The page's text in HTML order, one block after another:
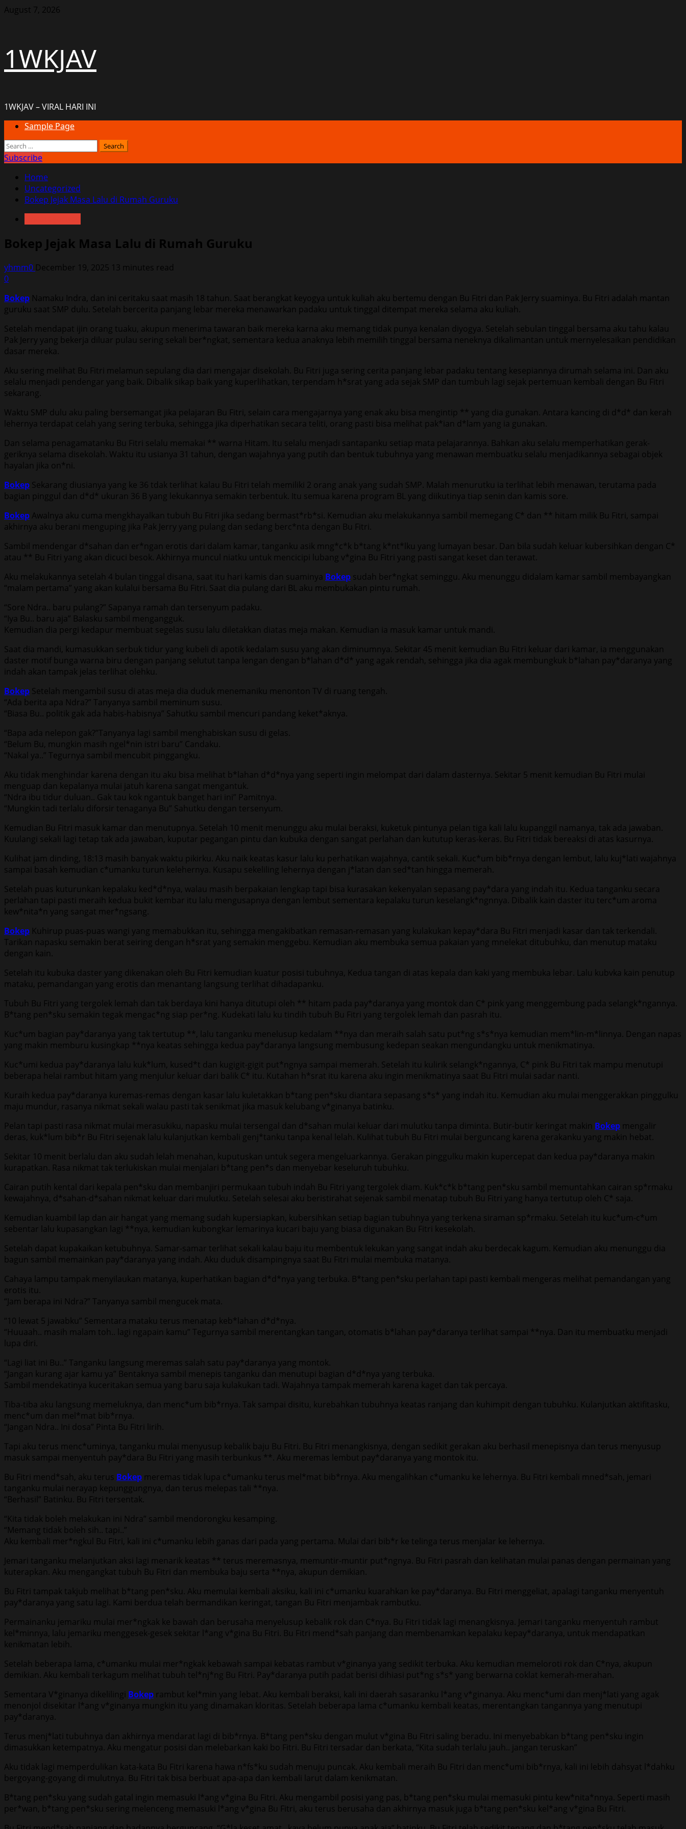
Skip
August 7, 2026
1WKJAV
1WKJAV – VIRAL HARI INI
PrimarySample Page
Search
for:
Subscribe
Home
Uncategorized
Bokep Jejak Masa Lalu di Rumah Guruku
Bokep Jejak Masa Lalu di Rumah Guruku
yhmm0 December 19, 2025 13 minutes read
0
Bokep Namaku Indra, dan ini ceritaku saat masih 18 tahun. Saat berangkat keyogya untuk kuliah aku bertemu dengan Bu Fitri dan Pak Jerry suaminya. Bu Fitri adalah mantan
guruku saat SMP dulu. Setelah bercerita panjang lebar mereka menawarkan padaku untuk tinggal ditempat mereka selama aku kuliah.
Setelah mendapat ijin orang tuaku, akupun menerima tawaran baik mereka karna aku memang tidak punya kenalan diyogya. Setelah sebulan tinggal bersama aku tahu kalau
Pak Jerry yang bekerja diluar pulau sering sekali ber*ngkat, sementara kedua anaknya lebih memilih tinggal bersama neneknya dikalimantan untuk mernyelesaikan pendidikan
dasar mereka.
Aku sering melihat Bu Fitri melamun sepulang dia dari mengajar disekolah. Bu Fitri juga sering cerita panjang lebar padaku tentang kesepiannya dirumah selama ini. Dan aku
selalu menjadi pendengar yang baik. Dibalik sikap baik yang kuperlihatkan, terpendam h*srat yang ada sejak SMP dan tumbuh lagi sejak pertemuan kembali dengan Bu Fitri
sekarang.
Waktu SMP dulu aku paling bersemangat jika pelajaran Bu Fitri, selain cara mengajarnya yang enak aku bisa mengintip ** yang dia gunakan. Antara kancing di d*d* dan kerah
lehernya terdapat celah yang sering terbuka, sehingga jika diperhatikan secara teliti, orang pasti bisa melihat pak*ian d*lam yang ia gunakan.
Dan selama penagamatanku Bu Fitri selalu memakai ** warna Hitam. Itu selalu menjadi santapanku setiap mata pelajarannya. Bahkan aku selalu memperhatikan gerak-
geriknya selama disekolah. Waktu itu usianya 31 tahun, dengan wajahnya yang putih dan bentuk tubuhnya yang menawan membuatku selalu menjadikannya sebagai objek
hayalan jika on*ni.
Bokep Sekarang diusianya yang ke 36 tdak terlihat kalau Bu Fitri telah memiliki 2 orang anak yang sudah SMP. Malah menurutku ia terlihat lebih menawan, terutama pada
bagian pinggul dan d*d* ukuran 36 B yang lekukannya semakin terbentuk. Itu semua karena program BL yang diikutinya tiap senin dan kamis sore.
Bokep Awalnya aku cuma mengkhayalkan tubuh Bu Fitri jika sedang bermast*rb*si. Kemudian aku melakukannya sambil memegang C* dan ** hitam milik Bu Fitri, sampai
akhirnya aku berani menguping jika Pak Jerry yang pulang dan sedang berc*nta dengan Bu Fitri.
Sambil mendengar d*sahan dan er*ngan erotis dari dalam kamar, tanganku asik mng*c*k b*tang k*nt*lku yang lumayan besar. Dan bila sudah keluar kubersihkan dengan C*
atau ** Bu Fitri yang akan dicuci besok. Akhirnya muncul niatku untuk mencicipi lubang v*gina Bu Fitri yang pasti sangat keset dan terawat.
Aku melakukannya setelah 4 bulan tinggal disana, saat itu hari kamis dan suaminya Bokep sudah ber*ngkat seminggu. Aku menunggu didalam kamar sambil membayangkan
“malam pertama” yang akan kulalui bersama Bu Fitri. Saat dia pulang dari BL aku membukakan pintu rumah.
“Sore Ndra.. baru pulang?” Sapanya ramah dan tersenyum padaku.
“Iya Bu.. baru aja” Balasku sambil mengangguk.
Kemudian dia pergi kedapur membuat segelas susu lalu diletakkan diatas meja makan. Kemudian ia masuk kamar untuk mandi.
Saat dia mandi, kumasukkan serbuk tidur yang kubeli di apotik kedalam susu yang akan diminumnya. Sekitar 45 menit kemudian Bu Fitri keluar dari kamar, ia menggunakan
daster motif bunga warna biru dengan panjang selutut tanpa lengan dengan b*lahan d*d* yang agak rendah, sehingga jika dia agak membungkuk b*lahan pay*daranya yang
indah akan tampak jelas terlihat olehku.
Bokep Setelah mengambil susu di atas meja dia duduk menemaniku menonton TV di ruang tengah.
“Ada berita apa Ndra?” Tanyanya sambil meminum susu.
“Biasa Bu.. politik gak ada habis-habisnya” Sahutku sambil mencuri pandang keket*aknya.
“Bapa ada nelepon gak?”Tanyanya lagi sambil menghabiskan susu di gelas.
“Belum Bu, mungkin masih ngel*nin istri baru” Candaku.
“Nakal ya..” Tegurnya sambil mencubit pinggangku.
Aku tidak menghindar karena dengan itu aku bisa melihat b*lahan d*d*nya yang seperti ingin melompat dari dalam dasternya. Sekitar 5 menit kemudian Bu Fitri mulai
menguap dan kepalanya mulai jatuh karena sangat mengantuk.
“Ndra ibu tidur duluan.. Gak tau kok ngantuk banget hari ini” Pamitnya.
“Mungkin tadi terlalu diforsir tenaganya Bu” Sahutku dengan tersenyum.
Kemudian Bu Fitri masuk kamar dan menutupnya. Setelah 10 menit menunggu aku mulai beraksi, kuketuk pintunya pelan tiga kali lalu kupanggil namanya, tak ada jawaban.
Kuulangi sekali lagi tetap tak ada jawaban, kuputar pegangan pintu dan kubuka dengan sangat perlahan dan kututup keras-keras. Bu Fitri tidak bereaksi di atas kasurnya.
Kulihat jam dinding, 18:13 masih banyak waktu pikirku. Aku naik keatas kasur lalu ku perhatikan wajahnya, cantik sekali. Kuc*um bib*rnya dengan lembut, lalu kuj*lati wajahnya
sampai basah kemudian c*umanku turun kelehernya. Kusapu sekeliling lehernya dengan j*latan dan sed*tan hingga memerah.
Setelah puas kuturunkan kepalaku ked*d*nya, walau masih berpakaian lengkap tapi bisa kurasakan kekenyalan sepasang pay*dara yang indah itu. Kedua tanganku secara
perlahan tapi pasti meraih kedua bukit kembar itu lalu mengusapnya dengan lembut sementara kepalaku turun keselangk*ngnnya. Dibalik kain daster itu terc*um aroma
kew*nita*n yang sangat mer*ngsang.
Bokep Kuhirup puas-puas wangi yang memabukkan itu, sehingga mengakibatkan remasan-remasan yang kulakukan kepay*dara Bu Fitri menjadi kasar dan tak terkendali.
Tarikan napasku semakin berat seiring dengan h*srat yang semakin menggebu. Kemudian aku membuka semua pakaian yang mnelekat ditubuhku, dan menutup mataku
dengan kain.
Setelah itu kubuka daster yang dikenakan oleh Bu Fitri kemudian kuatur posisi tubuhnya, Kedua tangan di atas kepala dan kaki yang membuka lebar. Lalu kubvka kain penutup
mataku, pemandangan yang erotis dan menantang langsung terlihat dihadapanku.
Tubuh Bu Fitri yang tergolek lemah dan tak berdaya kini hanya ditutupi oleh ** hitam pada pay*daranya yang montok dan C* pink yang menggembung pada selangk*ngannya.
B*tang pen*sku semakin tegak mengac*ng siap per*ng. Kudekati lalu ku tindih tubuh Bu Fitri yang tergolek lemah dan pasrah itu.
Kuc*um bagian pay*daranya yang tak tertutup **, lalu tanganku menelusup kedalam **nya dan meraih salah satu put*ng s*s*nya kemudian mem*lin-m*linnya. Dengan napas
yang makin memburu kusingkap **nya keatas sehingga kedua pay*daranya langsung membusung kedepan seakan mengundangku untuk menikmatinya.
Kuc*umi kedua pay*daranya lalu kuk*lum, kused*t dan kugigit-gigit put*ngnya sampai memerah. Setelah itu kulirik selangk*ngannya, C* pink Bu Fitri tak mampu menutupi
beberapa helai rambut hitam yang menjulur keluar dari balik C* itu. Kutahan h*srat itu karena aku ingin menikmatinya saat Bu Fitri mulai sadar nanti.
Kuraih kedua pay*daranya kuremas-remas dengan kasar lalu kuletakkan b*tang pen*sku diantara sepasang s*s* yang indah itu. Kemudian aku mulai menggerakkan pinggulku
maju mundur, rasanya nikmat sekali walau pasti tak senikmat jika masuk kelubang v*ginanya batinku.
Pelan tapi pasti rasa nikmat mulai merasukiku, napasku mulai tersengal dan d*sahan mulai keluar dari mulutku tanpa diminta. Butir-butir keringat makin Bokep mengalir
deras, kuk*lum bib*r Bu Fitri sejenak lalu kulanjutkan kembali genj*tanku tanpa kenal lelah. Kulihat tubuh Bu Fitri mulai berguncang karena gerakanku yang makin hebat.
Sekitar 10 menit berlalu dan aku sudah lelah menahan, kuputuskan untuk segera mengeluarkannya. Gerakan pinggulku makin kupercepat dan kedua pay*daranya makin
kurapatkan. Rasa nikmat tak terlukiskan mulai menjalari b*tang pen*s dan menyebar keseluruh tubuhku.
Cairan putih kental dari kepala pen*sku dan membanjiri permukaan tubuh indah Bu Fitri yang tergolek diam. Kuk*c*k b*tang pen*sku sambil memuntahkan cairan sp*rmaku
kewajahnya, d*sahan-d*sahan nikmat keluar dari mulutku. Setelah selesai aku beristirahat sejenak sambil menatap tubuh Bu Fitri yang hanya tertutup oleh C* saja.
Kemudian kuambil lap dan air hangat yang memang sudah kupersiapkan, kubersihkan setiap bagian tubuhnya yang terkena siraman sp*rmaku. Setelah itu kuc*um-c*um
sebentar lalu kupasangkan lagi **nya, kemudian kubongkar lemarinya kucari baju yang biasa digunakan Bu Fitri kesekolah.
Setelah dapat kupakaikan ketubuhnya. Samar-samar terlihat sekali kalau baju itu membentuk lekukan yang sangat indah aku berdecak kagum. Kemudian aku menunggu dia
bagun sambil memainkan pay*daranya yang indah. Aku duduk disampingnya saat Bu Fitri mulai membuka matanya.
Cahaya lampu tampak menyilaukan matanya, kuperhatikan bagian d*d*nya yang terbuka. B*tang pen*sku perlahan tapi pasti kembali mengeras melihat pemandangan yang
erotis itu.
“Jam berapa ini Ndra?” Tanyanya sambil mengucek mata.
“10 lewat 5 jawabku” Sementara mataku terus menatap keb*lahan d*d*nya.
“Huuaah.. masih malam toh.. lagi ngapain kamu” Tegurnya sambil merentangkan tangan, otomatis b*lahan pay*daranya terlihat sampai **nya. Dan itu membuatku menjadi
lupa diri.
“Lagi liat ini Bu..” Tanganku langsung meremas salah satu pay*daranya yang montok.
“Jangan kurang ajar kamu ya” Bentaknya sambil menepis tanganku dan menutupi bagian d*d*nya yang terbuka.
Sambil mendekatinya kuceritakan semua yang baru saja kulakukan tadi. Wajahnya tampak memerah karena kaget dan tak percaya.
Tiba-tiba aku langsung memeluknya, dan menc*um bib*rnya. Tak sampai disitu, kurebahkan tubuhnya keatas ranjang dan kuhimpit dengan tubuhku. Kulanjutkan aktifitasku,
menc*um dan mel*mat bib*rnya.
“Jangan Ndra.. Ini dosa” Pinta Bu Fitri lirih.
Tapi aku terus menc*uminya, tanganku mulai menyusup kebalik baju Bu Fitri. Bu Fitri menangkisnya, dengan sedikit gerakan aku berhasil menepisnya dan terus menyusup
masuk sampai menyentuh pay*dara Bu Fitri yang masih terbunkus **. Aku meremas lembut pay*daranya yang montok itu.
Bu Fitri mend*sah, aku terus Bokep meremas tidak lupa c*umanku terus mel*mat bib*rnya. Aku mengalihkan c*umanku ke lehernya. Bu Fitri kembali mned*sah, jemari
tanganku mulai nerayap kepunggungnya, dan terus melepas tali **nya.
“Berhasil” Batinku. Bu Fitri tersentak.
“Kita tidak boleh melakukan ini Ndra” sambil mendorongku kesamping.
“Memang tidak boleh sih.. tapi..”
Aku kembali mer*ngkul Bu Fitri, kali ini c*umanku lebih ganas dari pada yang pertama. Mulai dari bib*r ke telinga terus menjalar ke lehernya.
Jemari tanganku melanjutkan aksi lagi menarik keatas ** terus meremasnya, memuntir-muntir put*ngnya. Bu Fitri pasrah dan kelihatan mulai panas dengan permainan yang
kuterapkan. Aku mengangkat tubuh Bu Fitri dan membuka baju serta **nya, akupun demikian.
Bu Fitri tampak takjub melihat b*tang pen*sku. Aku memulai kembali aksiku, kali ini c*umanku kuarahkan ke pay*daranya. Bu Fitri menggeliat, apalagi tanganku menyentuh
pay*daranya yang satu lagi. Kami berdua telah bermandikan keringat, tangan Bu Fitri menjambak rambutku.
Permainanku jemariku mulai mer*ngkak ke bawah dan berusaha menyelusup kebalik rok dan C*nya. Bu Fitri tidak lagi menangkisnya. Jemari tanganku menyentuh rambut
kel*minnya, lalu jemariku menggesek-gesek sekitar l*ang v*gina Bu Fitri. Bu Fitri mend*sah panjang dan membenamkan kepalaku kepay*daranya, untuk mendapatkan
kenikmatan lebih.
Setelah beberapa lama, c*umanku mulai mer*ngkak kebawah sampai kebatas rambut v*ginanya yang sedikit terbuka. Aku kemudian memeloroti rok dan C*nya, akupun
demikian. Aku kembali terkagum melihat tubuh tel*nj*ng Bu Fitri. Pay*daranya putih padat berisi dihiasi put*ng s*s* yang berwarna coklat kemerah-merahan.
Sementara V*ginanya dikelilingi Bokep rambut kel*min yang lebat. Aku kembali beraksi, kali ini daerah sasaranku l*ang v*ginanya. Aku menc*umi dan menj*lati yang agak
menonjol disekitar l*ang v*ginanya mungkin itu yang dinamakan kloritas. Setelah beberapa lama c*umanku kembali keatas, merentangkan tangannya yang menutupi
pay*daranya.
Terus menj*lati tubuhnya dan akhirnya mendarat lagi di bib*rnya. B*tang pen*sku dengan mulut v*gina Bu Fitri saling beradu. Ini menyebabkan b*tang pen*sku ingin
dimasukkan ketempatnya. Aku mengatur posisi dan melebarkan kaki bo Fitri. Bu Fitri tersadar dan berkata, “Kita sudah terlalu jauh.. jangan teruskan”
Aku tidak lagi memperdulikan kata-kata Bu Fitri karena hawa n*fs*ku sudah menuju puncak. Aku kembali meraih Bu Fitri dan menc*umi bib*rnya, kali ini lebih dahsyat l*dahku
bergoyang-goyang di mulutnya. Bu Fitri tak bisa berbuat apa-apa dan kembali larut dalam kenikmatan.
B*tang pen*sku yang sudah gatal ingin memasuki l*ang v*gina Bu Fitri. Aku mengambil posisi yang pas, b*tang pen*sku mulai memasuki pintu kew*nita*nnya. Seperti masih
per*wan, b*tang pen*sku sering melenceng memasuki l*ang v*gina Bu Fitri, aku terus berusaha dan akhirnya masuk juga b*tang pen*sku kel*ang v*gina Bu Fitri.